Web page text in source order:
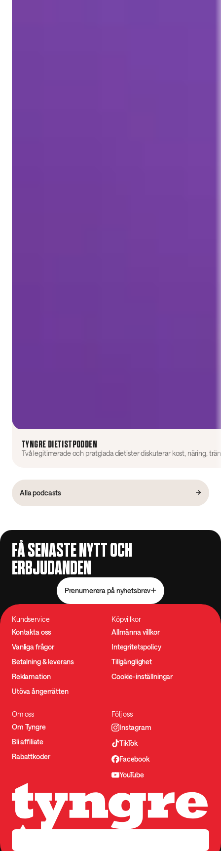
TYNGRE DIETISTPODDEN
Alla podcasts
FÅ SENASTE NYTT OCH
ERBJUDANDEN
Prenumerera på nyhetsbrev
Kundservice
Kontakta oss
Vanliga frågor
Betalning & leverans
Reklamation
Utöva ångerrätten
Köpvillkor
Allmänna villkor
Integritetspolicy
Tillgänglighet
Cookie-inställningar
Om oss
Om Tyngre
Bli affiliate
Rabattkoder
Följ oss
Instagram
TikTok
Facebook
YouTube